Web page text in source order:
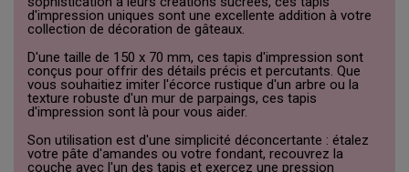
d'impression uniques sont une excellente addition à votre
collection de décoration de gâteaux.
D'une taille de 150 x 70 mm, ces tapis d'impression sont
conçus pour offrir des détails précis et percutants. Que
vous souhaitiez imiter l'écorce rustique d'un arbre ou la
texture robuste d'un mur de parpaings, ces tapis
d'impression sont là pour vous aider.
Son utilisation est d'une simplicité déconcertante : étalez
votre pâte d'amandes ou votre fondant, recouvrez la
couche avec l'un des tapis et exercez une pression